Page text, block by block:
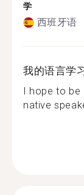
学
西班牙语
我的语言学
I hope to be
native